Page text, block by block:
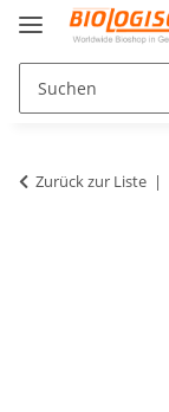
Zurück zur Liste